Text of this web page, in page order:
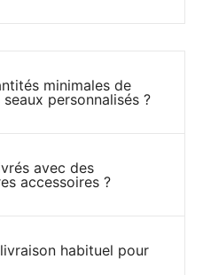
minimales de
personnalisés ?
avec des
accessoires ?
habituel pour